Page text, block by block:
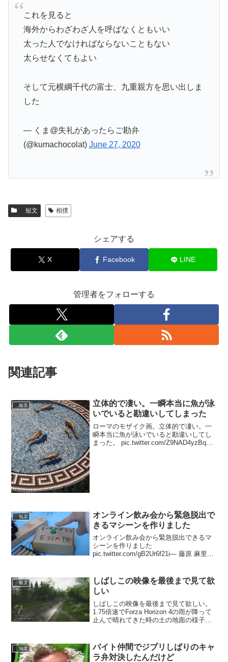
これを見ると
海外からわざわざ人を呼ばなくともいい
太った人でなければならないこともない
太らせなくてもよい
そして元横綱千代の富士、九重親方を思い出しま
した
— くま@失礼があったらご勘弁
(@kumachocolat) June 27, 2020
短文 相撲
シェアする
X Facebook LINE
管理者をフォローする
関連記事
短文
立体的で凄い。一瞬本当に魚が泳
いでいると勘違いしてしまった
ローマのモザイク画。立体的で凄い。一
瞬本当に魚が泳いでいると勘違いしてし
まった。 pic.twitter.com/Z9NAD4yzBq—
短文
オンライン飲み会から緊急脱出で
きるマシーンを作りました
オンライン飲み会から緊急脱出できるマ
シーンを作りました
pic.twitter.com/gB2Ur6f21i— 藤原 麻里菜
手...
短文
しばしこの映像を最後まで見て欲
しい
しばしこの映像を最後まで見て欲しい。
1.75倍速でForza Horizon 4の雨が降って
止んで晴れてきた時の土の地面の様子。
かるが、それを当たり前の様に実装する
の、...
短文
バイト仲間でジブリしばりのキャ
ラ弁対決したんだけど